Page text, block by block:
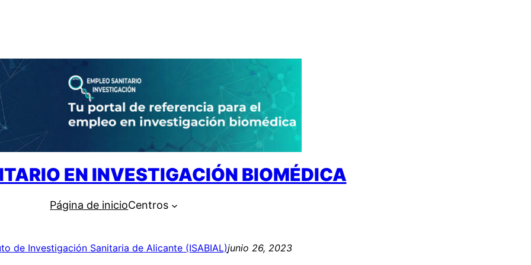
EN INVESTIGACIÓN BIOMÉDICA
Página de inicioCentros
de Investigación Sanitaria de Alicante (ISABIAL)junio 26, 2023